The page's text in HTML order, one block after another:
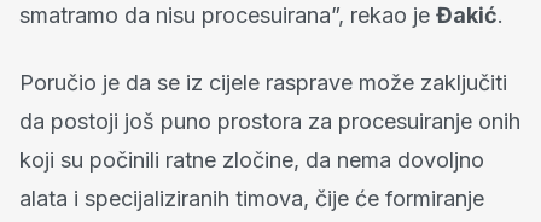
smatramo da nisu procesuirana”, rekao je Đakić.
Poručio je da se iz cijele rasprave može zaključiti
da postoji još puno prostora za procesuiranje onih
koji su počinili ratne zločine, da nema dovoljno
alata i specijaliziranih timova, čije će formiranje